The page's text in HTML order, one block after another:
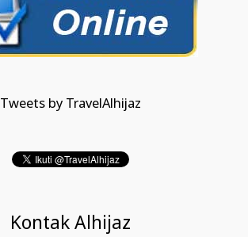
Tweets by TravelAlhijaz
Kontak Alhijaz